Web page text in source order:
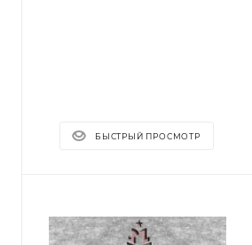
БЫСТРЫЙ ПРОСМОТР